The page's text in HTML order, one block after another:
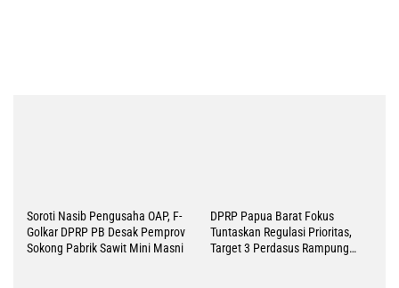
Soroti Nasib Pengusaha OAP, F-
Golkar DPRP PB Desak Pemprov
Sokong Pabrik Sawit Mini Masni
DPRP Papua Barat Fokus
Tuntaskan Regulasi Prioritas,
Target 3 Perdasus Rampung